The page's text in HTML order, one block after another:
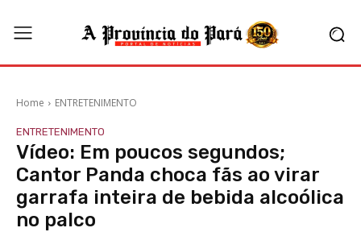
Home ENTRETENIMENTO
ENTRETENIMENTO
Vídeo: Em poucos segundos;
Cantor Panda choca fãs ao virar
garrafa inteira de bebida alcoólica
no palco